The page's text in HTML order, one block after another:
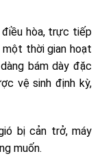
điều hòa, trực tiếp
một thời gian hoạt
bám dày đặc
vệ sinh định kỳ,
bị cản trở, máy
muốn.